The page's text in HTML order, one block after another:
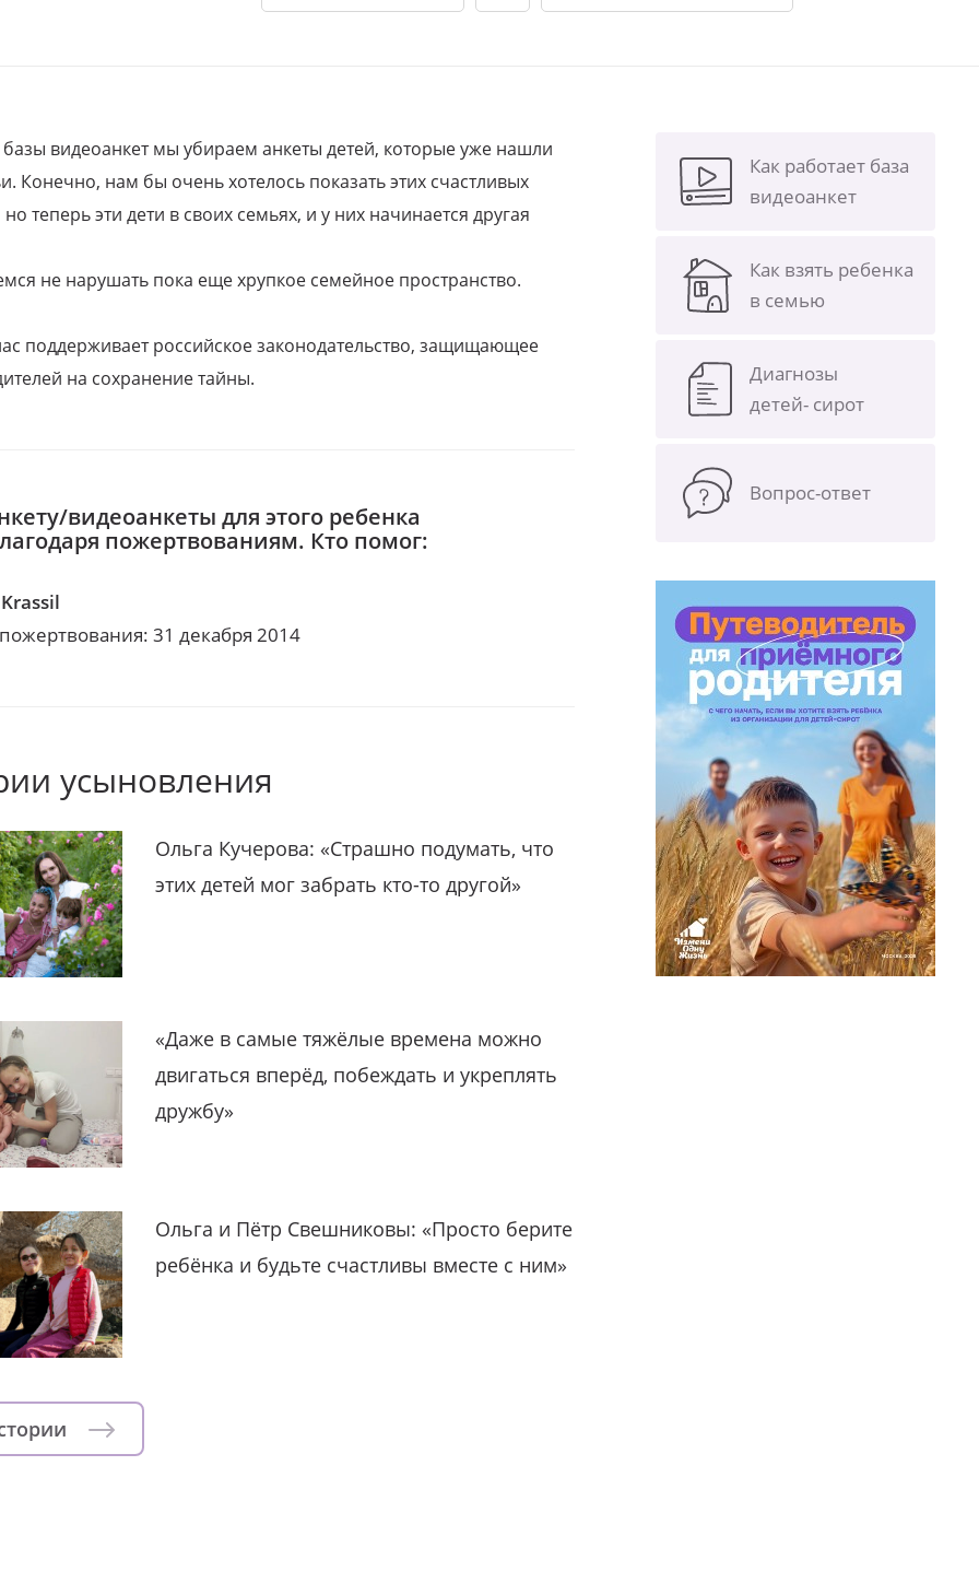
видеоанкет мы убираем анкеты детей, которые уже нашли
Конечно, нам бы очень хотелось показать этих счастливых
теперь эти дети в своих семьях, и у них начинается другая
не нарушать пока еще хрупкое семейное пространство.
поддерживает российское законодательство, защищающее
на сохранение тайны.
видеоанкеты для этого ребенка
пожертвованиям. Кто помог:
31 декабря 2014
усыновления
Ольга Кучерова: «Страшно подумать, что
этих детей мог забрать кто-то другой»
«Даже в самые тяжёлые времена можно
двигаться вперёд, побеждать и укреплять
дружбу»
Ольга и Пётр Свешниковы: «Просто берите
ребёнка и будьте счастливы вместе с ним»
Как работает база
видеоанкет
Как взять ребенка
в семью
Диагнозы
детей- сирот
Вопрос-ответ